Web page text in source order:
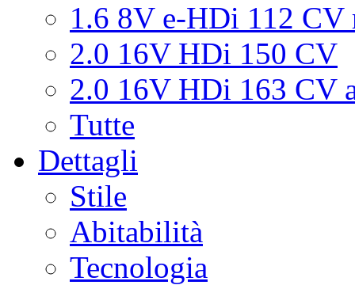
1.6 8V e-HDi 112 CV
2.0 16V HDi 150 CV
2.0 16V HDi 163 CV
Tutte
Dettagli
Stile
Abitabilità
Tecnologia